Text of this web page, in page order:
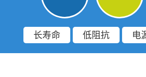
长寿命 低阻抗 电